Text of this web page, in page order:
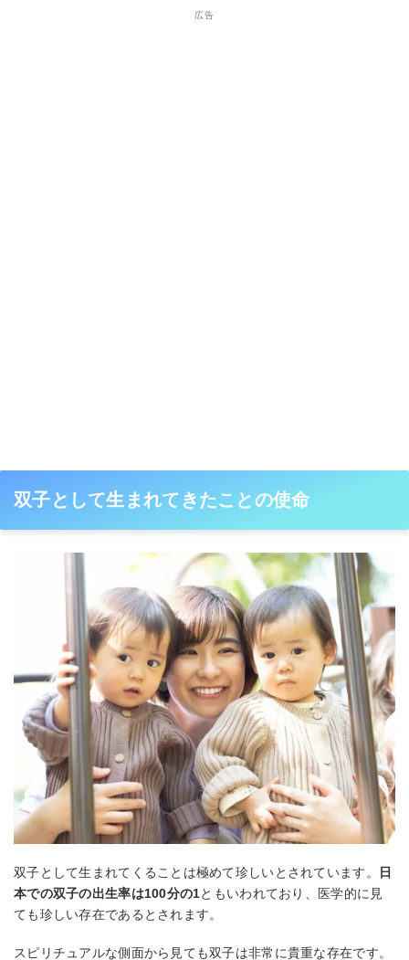
広告
双子として生まれてきたことの使命
双子として生まれてくることは極めて珍しいとされています。
日
本での双子の出生率は100分の1ともいわれており、医学的に見
ても珍しい存在であるとされます。
スピリチュアルな側面から見ても双子は非常に貴重な存在です。